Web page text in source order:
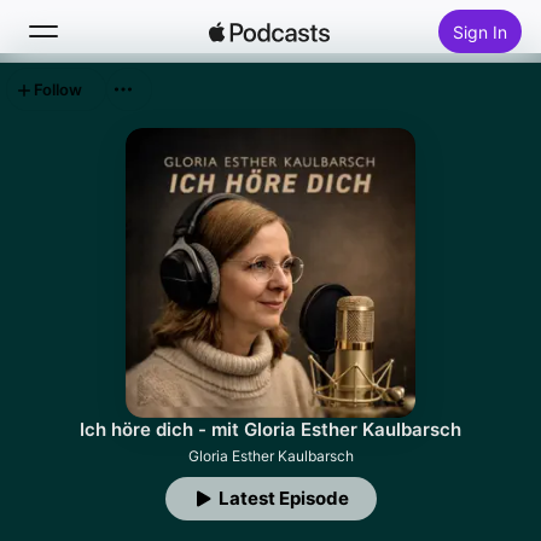
Sign In
Ich höre dich - mit Gloria Esther Kaulbarsch
Gloria Esther Kaulbarsch
Latest Episode
Follow